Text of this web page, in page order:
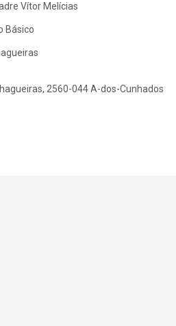
Vítor Melícias
Básico
2560-044 A-dos-Cunhados